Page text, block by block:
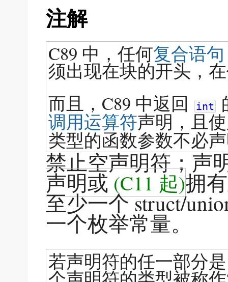
注解
C89 中，任何复合语句
须出现在块的开头，
而且，C89 中返回
int
调用运算符声明，且
类型的函数参数不必
禁止空声明符；声
声明或 (C11 起)拥
至少一个 struct/
一个枚举常量。
若声明符的任一部分